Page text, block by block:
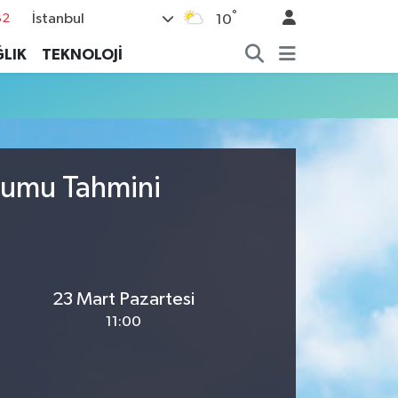
İstanbul 10°
TEKNOLOJİ
Tahmini
23 Mart Pazartesi
11:00